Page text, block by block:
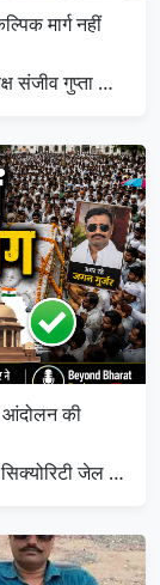
मार्ग नहीं
संजीव गुप्ता …
आंदोलन की
जेल …